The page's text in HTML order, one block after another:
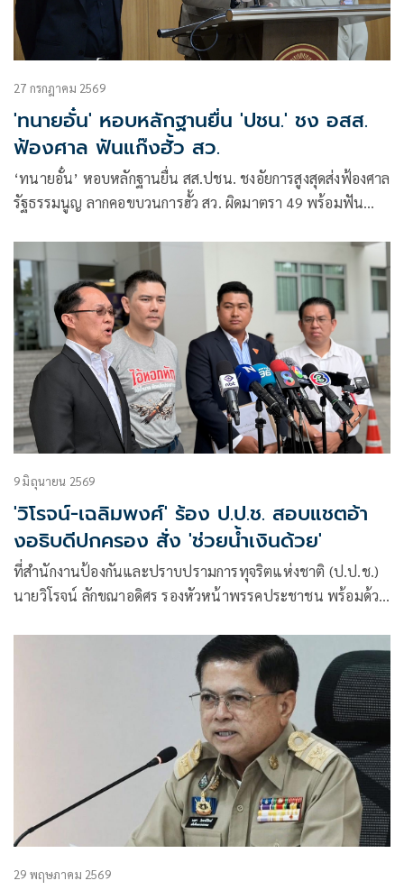
27 กรกฎาคม 2569
'ทนายอั๋น' หอบหลักฐานยื่น 'ปชน.' ชง อสส.
ฟ้องศาล ฟันแก๊งฮั้ว สว.
‘ทนายอั๋น’ หอบหลักฐานยื่น สส.ปชน. ชงอัยการสูงสุดส่งฟ้องศาล
รัฐธรรมนูญ ลากคอขบวนการฮั้ว สว. ผิดมาตรา 49 พร้อมฟัน
9 มิถุนายน 2569
'วิโรจน์-เฉลิมพงศ์' ร้อง ป.ป.ช. สอบแชตอ้า
งอธิบดีปกครอง สั่ง 'ช่วยน้ำเงินด้วย'
ที่สำนักงานป้องกันและปราบปรามการทุจริตแห่งชาติ (ป.ป.ช.)
นายวิโรจน์ ลักขณาอดิศร รองหัวหน้าพรรคประชาชน พร้อมด้วย
29 พฤษภาคม 2569